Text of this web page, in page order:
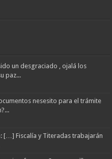
un desgraciado , ojalá los
paz...
nesesito para el trámite
[…] Fiscalía y Titeradas trabajarán